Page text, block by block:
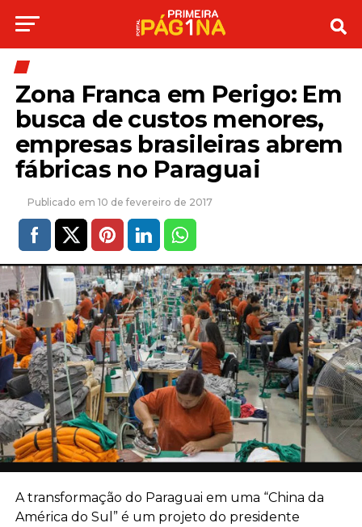
Zona Franca em Perigo: Em
busca de custos menores,
empresas brasileiras abrem
fábricas no Paraguai
10 de fevereiro de 2017
A transformação do Paraguai em uma “China da
América do Sul” é um projeto do presidente